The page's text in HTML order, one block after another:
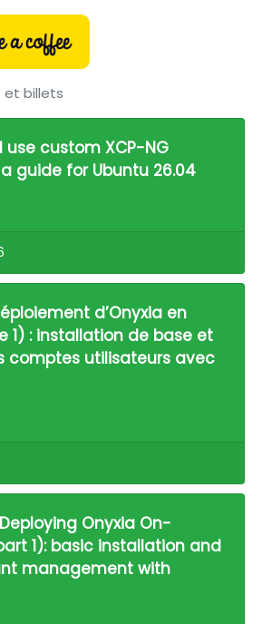
et billets
custom XCP-NG
guide for Ubuntu 26.04
d’Onyxia en
1) : installation de base et
comptes utilisateurs avec
Onyxia On-
1): basic installation and
management with